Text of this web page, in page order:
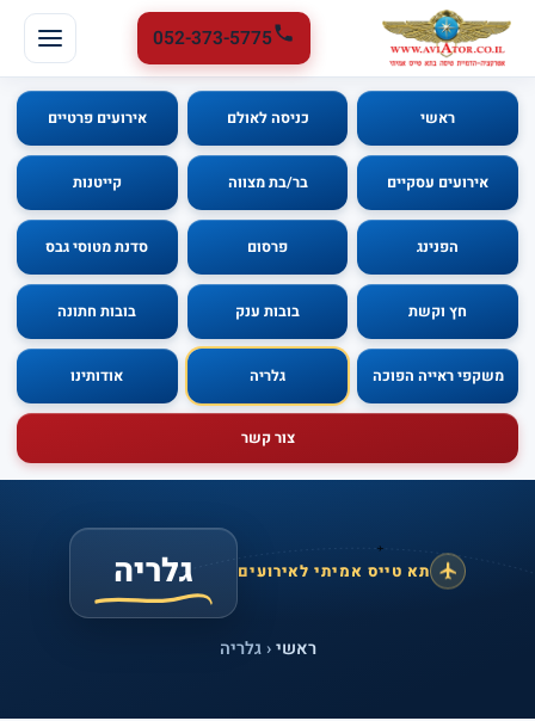
052-373-5775
ראשי כניסה לאולם אירועים פרטיים
אירועים עסקיים בר/בת מצווה קייטנות
הפנינג פרסום סדנת מטוסי גבס
חץ וקשת בובות ענק בובות חתונה
משקפי ראייה הפוכה גלריה אודותינו
צור קשר
תא טייס אמיתי לאירועים גלריה
ראשי‹ גלריה